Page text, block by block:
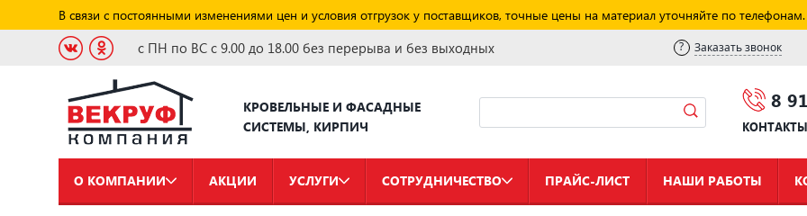
В связи с постоянными изменениями цен и условия отгрузок у поставщиков, точные цены на материал уточняйте по телефонам.
с ПН по ВС с 9.00 до 18.00 без перерыва и без выходных Заказать звонок
КРОВЕЛЬНЫЕ И ФАСАДНЫЕ
СИСТЕМЫ, КИРПИЧ
8
О КОМПАНИИ АКЦИИ УСЛУГИ СОТРУДНИЧЕСТВО ПРАЙС-ЛИСТ НАШИ РАБОТЫ